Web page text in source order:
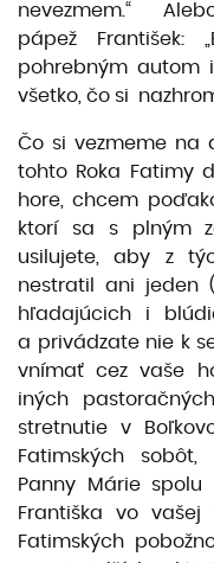
nevezmem.“
pápež František:
pohrebným autom
všetko, čo si
Čo si vezmeme na
tohto Roka Fatimy
hore, chcem
ktorí sa s plným
usilujete, aby z
nestratil ani jeden
hľadajúcich i
a privádzate nie k
vnímať cez vaše
iných
stretnutie v
Fatimských
Panny Márie
Františka vo vašej
Fatimských